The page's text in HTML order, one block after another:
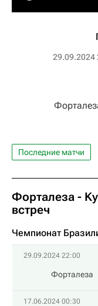
29.09.2024
Последние матчи
Форталеза -
встреч
Чемпионат
29.09.2024 22:00
Форталеза
17.06.2024 00:30